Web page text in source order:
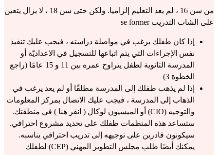
من سن 16 ، لم يعد التعليم إلزاميا. ولكن حتى سن 18 ، لا يزال يتعين
على الشاب التدريب se former
إذا كان طفلك يرغب في مواصلة دراسته ، فيجب عليك تنفيذ
نفس الإجراءات التي يتم اتباعها للتسجيل في الاعداديّة أو
المدرسة الثانوية لطفل يتراوح عمره بين 11 و 15 عامًا (راجع
الخطوة 3)
إذا لم يذهب طفلك إلى المدرسة مطلقًا أو لم يعد يرغب في
الذهاب إلى المدرسة ، فيجب عليك الاتصال بمركز المعلومات
والتوجيه (CIO) أو الميسيون لوكال (
انقر هنا ) في منطقتك.
ستساعد هذه المنظمات طفلك على تحديد مشروع احترافي.
سيكونون قادرين على توجيهه إلى تدريب احترافي يناسبه.
يمكنك أيضًا طلب مجلس التطوير المهني (CEP) لطفلك